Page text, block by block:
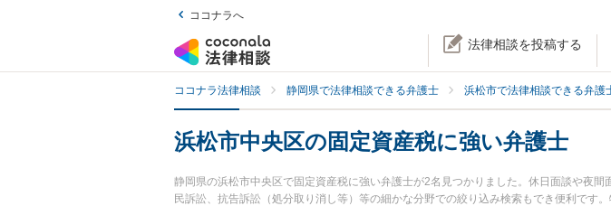
ココナラへ
法律相談を投稿する
ココナラ法律相談 静岡県で法律相談できる弁護士 浜松市で法律相談できる弁護
浜松市中央区の固定資産税に強い弁護士
静岡県の浜松市中央区で固定資産税に強い弁護士が2名見つかりました。休日面談や夜
民訴訟、抗告訴訟（処分取り消し等）等の細かな分野での絞り込み検索もでき便利です